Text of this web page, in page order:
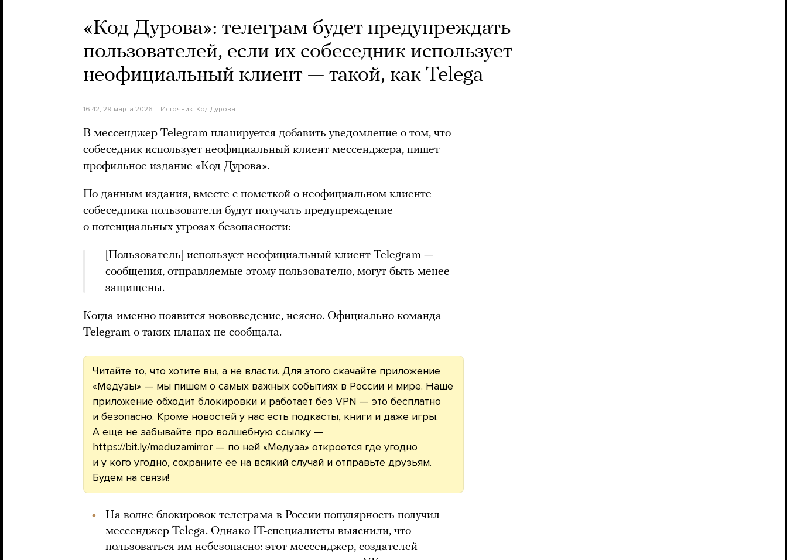
«Код Дурова»: телеграм будет предупреждать
пользователей, если их собеседник использует
неофициальный клиент — такой, как Telega
16:42, 29 марта 2026 Источник: Код Дурова
В мессенджер Telegram планируется добавить уведомление о том, что
собеседник использует неофициальный клиент мессенджера, пишет
профильное издание «Код Дурова».
По данным издания, вместе с пометкой о неофициальном клиенте
собеседника пользователи будут получать предупреждение
о потенциальных угрозах безопасности:
[Пользователь] использует неофициальный клиент Telegram —
сообщения, отправляемые этому пользователю, могут быть менее
защищены.
Когда именно появится нововведение, неясно. Официально команда
Telegram о таких планах не сообщала.
Читайте то, что хотите вы, а не власти. Для этого скачайте приложение
«Медузы» — мы пишем о самых важных событиях в России и мире. Наше
приложение обходит блокировки и работает без VPN — это бесплатно
и безопасно. Кроме новостей у нас есть подкасты, книги и даже игры.
А еще не забывайте про волшебную ссылку —
https://bit.ly/meduzamirror — по ней «Медуза» откроется где угодно
и у кого угодно, сохраните ее на всякий случай и отправьте друзьям.
Будем на связи!
На волне блокировок телеграма в России популярность получил
мессенджер Telega. Однако IT-специалисты выяснили, что
пользоваться им небезопасно: этот мессенджер, создателей